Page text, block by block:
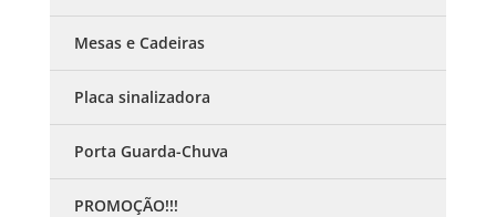
Mesas e Cadeiras
Placa sinalizadora
Porta Guarda-Chuva
PROMOÇÃO!!!